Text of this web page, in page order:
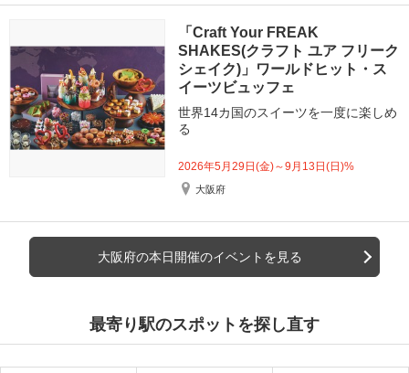
「Craft Your FREAK
SHAKES(クラフト ユア フリーク
シェイク)」ワールドヒット・ス
イーツビュッフェ
世界14カ国のスイーツを一度に楽しめ
る
2026年5月29日(金)～9月13日(日)%
大阪府
大阪府の本日開催のイベントを見る
最寄り駅のスポットを探し直す